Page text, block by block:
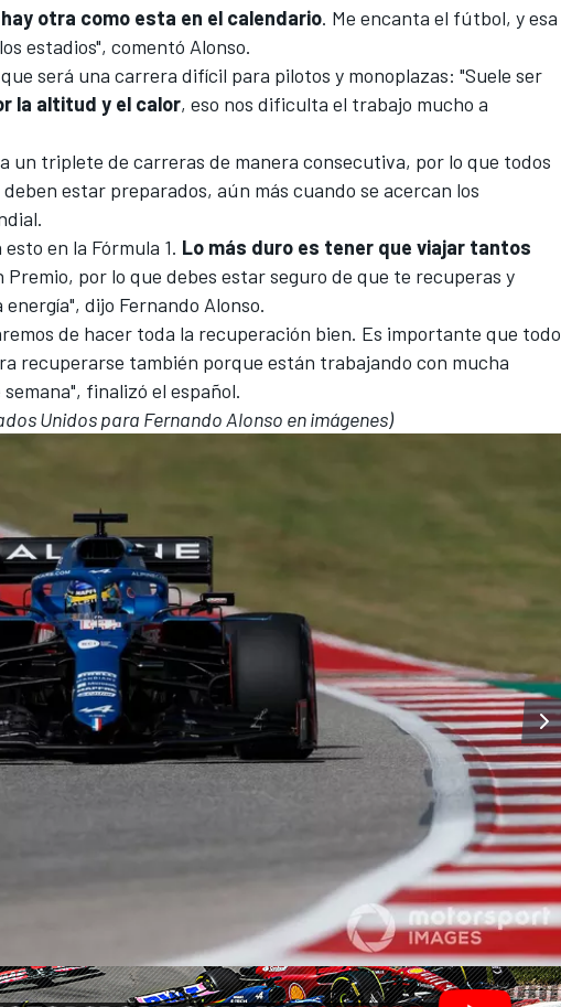
otra como esta en el calendario. Me encanta el fútbol, y esa
estadios", comentó Alonso.
será una carrera difícil para pilotos y monoplazas: "Suele ser
la altitud y el calor, eso nos dificulta el trabajo mucho a
un triplete de carreras de manera consecutiva, por lo que todos
estar preparados, aún más cuando se acercan los
en la Fórmula 1. Lo más duro es tener que viajar tantos
Premio, por lo que debes estar seguro de que te recuperas y
dijo Fernando Alonso.
de hacer toda la recuperación bien. Es importante que todo
recuperarse también porque están trabajando con mucha
finalizó el español.
Unidos para Fernando Alonso en imágenes)